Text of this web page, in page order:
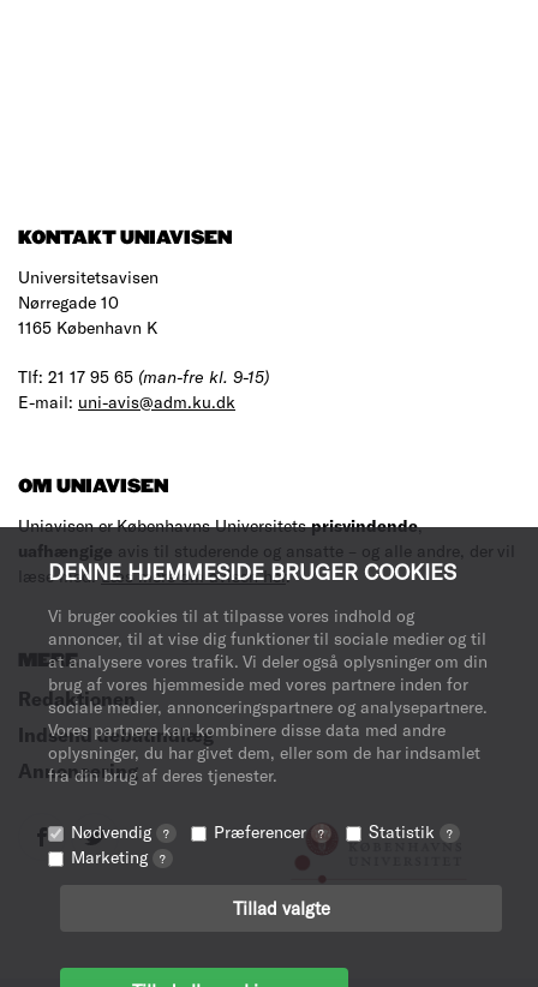
DENNE HJEMMESIDE BRUGER COOKIES
Vi bruger cookies til at tilpasse vores indhold og
annoncer, til at vise dig funktioner til sociale medier og til
at analysere vores trafik. Vi deler også oplysninger om din
brug af vores hjemmeside med vores partnere inden for
sociale medier, annonceringspartnere og analysepartnere.
Vores partnere kan kombinere disse data med andre
oplysninger, du har givet dem, eller som de har indsamlet
fra din brug af deres tjenester.
Nødvendig ? Præferencer ? Statistik ?
Marketing ?
Tillad valgte
KONTAKT UNIAVISEN
Universitetsavisen
Nørregade 10
1165 København K
Tlf: 21 17 95 65 (man-fre kl. 9-15)
E-mail: uni-avis@adm.ku.dk
OM UNIAVISEN
Uniavisen er Københavns Universitetsprisvindende,
uafhængige avis til studerende og ansatte – og alle andre, der vil
læse med.Læs mere om avisen her.
MERE
Redaktionen
Indsend debatindlæg
Annoncering